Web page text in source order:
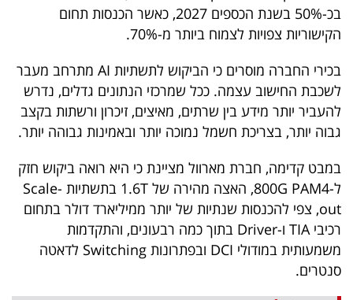
בכ-50% בשנת הכספים 2027, כאשר הכנסות תחום
הקישוריות צפויות לצמוח ביותר מ-70%.
בכירי החברה מוסרים כי הביקוש לתשתיות AI מתרחב מעבר
לשכבת החישוב עצמה. ככל שמרכזי הנתונים גדלים, נדרש
להעביר יותר מידע בין שרתים, מאיצים, זיכרון ורשתות בקצב
גבוה יותר, בצריכת חשמל נמוכה יותר ובאמינות גבוהה יותר.
במבט קדימה, חברת מארוול מציינת כי היא רואה ביקוש חזק
ל-800G PAM4, האצה מהירה של 1.6T בתשתיות Scale-
out, צפי להכנסות שנתיות של יותר ממיליארד דולר בתחום
רכיבי TIA ו-Driver בתוך כמה רבעונים, והתקדמות
משמעותית במודולי DCI ובפתרונות Switching לדאטה
סנטרים.